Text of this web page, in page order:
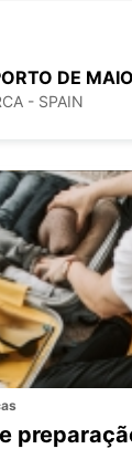
DE
- SPAIN
DE
- SPAIN